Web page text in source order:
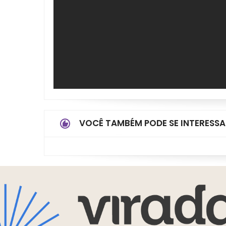
VOCÊ TAMBÉM PODE SE